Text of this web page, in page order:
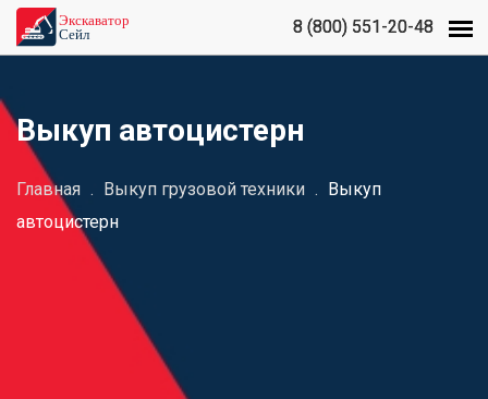
8 (800) 551-20-48
8 (800) 551-20-48
Выкуп автоцистерн
Главная . Выкуп грузовой техники . Выкуп
автоцистерн